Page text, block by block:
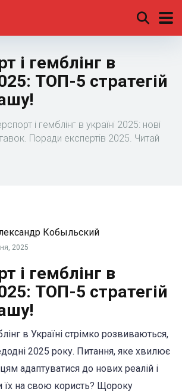
і гемблінг в
ТОП-5 стратегій
і гемблінг в україні 2025: нові
Поради експертів 2025. Читай
Кобыльский
2025
і гемблінг в
ТОП-5 стратегій
в Україні стрімко розвиваються,
2025 року. Питання, яке хвилює
адаптуватися до нових реалій і
їх на свою користь? Щороку